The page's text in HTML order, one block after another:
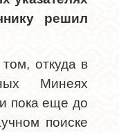
решил
откуда в
Минеях
пока еще до
поиске